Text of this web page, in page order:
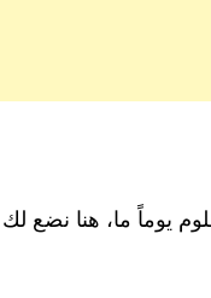
يوماً ما، هنا نضع